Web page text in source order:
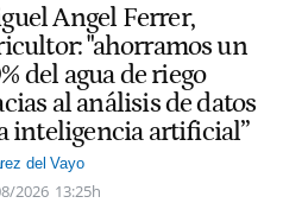
Angel Ferrer,
"ahorramos un
del agua de riego
al análisis de datos
inteligencia artificial”
del Vayo
2026 13:25h